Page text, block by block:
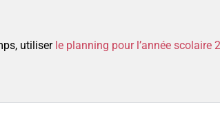
utiliser le planning pour l’année scolaire